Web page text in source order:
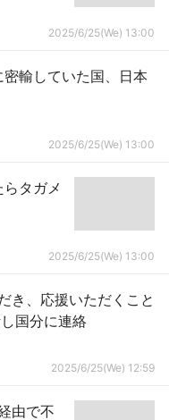
2025/6/25(We) 13:00
密輸していた国、日本
2025/6/25(We) 13:00
らタガメ
2025/6/25(We) 13:00
き、応援いただくこと
国分に連絡
2025/6/25(We) 12:59
由で不